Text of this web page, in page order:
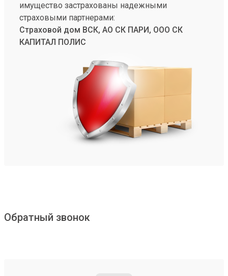
имущество застрахованы надежными
страховыми партнерами:
Страховой дом ВСК, АО СК ПАРИ, ООО СК
КАПИТАЛ ПОЛИС
Обратный звонок